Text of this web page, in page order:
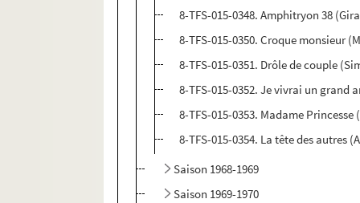
8-TFS-015-0348. Amphitryon 38
8-TFS-015-0350. Croque monsieur
8-TFS-015-0351. Drôle de couple
8-TFS-015-0352. Je vivrai un grand
8-TFS-015-0353. Madame Princesse
8-TFS-015-0354. La tête des autres
Saison 1968-1969
Saison 1969-1970